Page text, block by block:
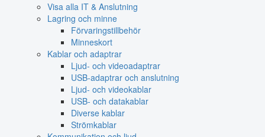
Visa alla IT & Anslutning
Lagring och minne
Förvaringstillbehör
Minneskort
Kablar och adaptrar
Ljud- och videoadaptrar
USB-adaptrar och anslutning
Ljud- och videokablar
USB- och datakablar
Diverse kablar
Strömkablar